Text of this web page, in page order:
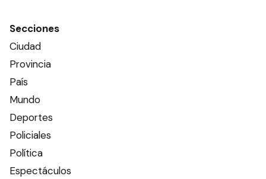
Secciones
Ciudad
Provincia
País
Mundo
Deportes
Policiales
Política
Espectáculos